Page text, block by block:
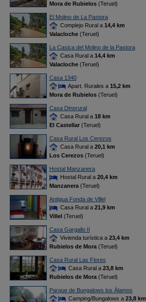
Mora de Rubielos(Teruel)
El Molino de La Pastora
Complejo Rural a 14,4 km
Valacloche(Teruel)
La Casica del Molino de la Pastora
Casa Rural a 14,4 km
Valacloche(Teruel)
Casa 1340
Apart. Rurales a 15,2 km
Mora de Rubielos(Teruel)
Casa Dinorural
Casa Rural a 18 km
El Castellar(Teruel)
Casa Rural Los Cerezos
Casa Rural a 20,1 km
Los Cerezos(Teruel)
Hostal Manzanera
Hostal Rural a 20,4 km
Manzanera(Teruel)
Antigua Fonda de Villel
Casa Rural a 21,9 km
Villel(Teruel)
Casa Gargallo II
Vivienda turística a 23,4 km
Rubielos de Mora(Teruel)
Casa Rural Las Flores
Casa Rural a 23,8 km
Rubielos de Mora(Teruel)
Parque de Bungalows los Álamos
Camping/Bungalows a 23,8 km